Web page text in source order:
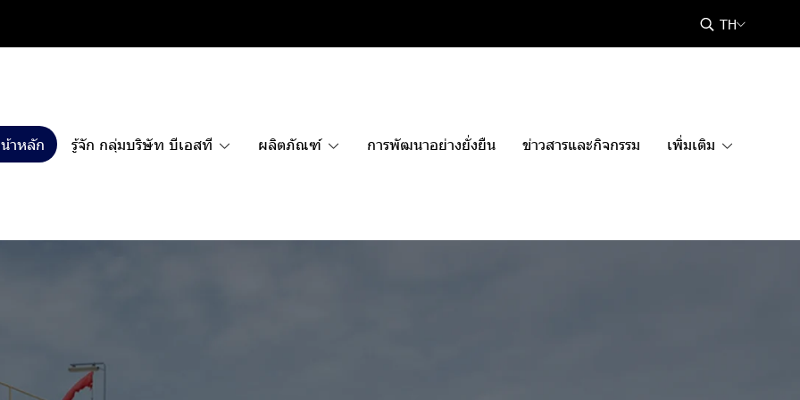
TH
าหลัก รู้จัก กลุ่มบริษัท บีเอสที ผลิตภัณฑ์ การพัฒนาอย่างยั่งยืน ข่าวสารและกิจกรรม เพิ่มเติม